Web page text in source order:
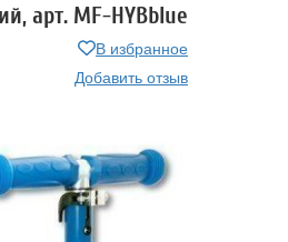
арт. MF-HYBblue
В избранное
Добавить отзыв